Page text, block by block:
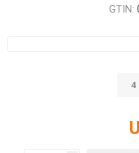
GTIN:
4